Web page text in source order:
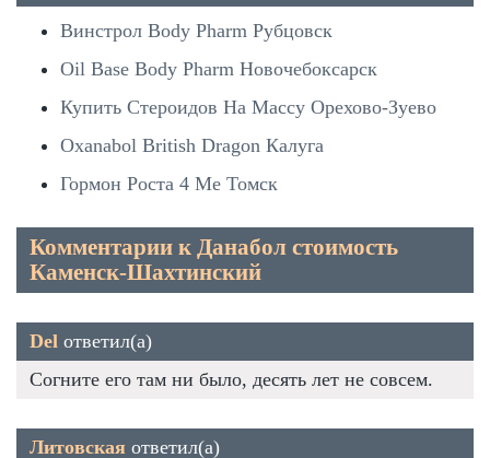
Винстрол Body Pharm Рубцовск
Oil Base Body Pharm Новочебоксарск
Купить Стероидов На Массу Орехово-Зуево
Oxanabol British Dragon Калуга
Гормон Роста 4 Ме Томск
Комментарии к Данабол стоимость
Каменск-Шахтинский
Del ответил(а)
Согните его там ни было, десять лет не совсем.
Литовская ответил(а)